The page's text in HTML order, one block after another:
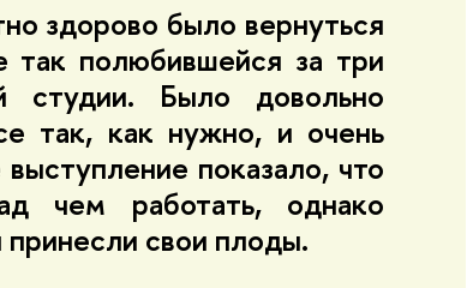
здорово было вернуться
так полюбившейся за три
студии. Было довольно
так, как нужно, и очень
показало, что
чем работать, однако
свои плоды.